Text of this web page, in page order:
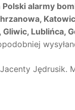
alarmy
Lublińca,
Jędrusik.